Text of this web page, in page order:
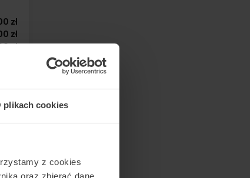
plikach cookies
z cookies
oraz zbierać dane
zł
zł
zł